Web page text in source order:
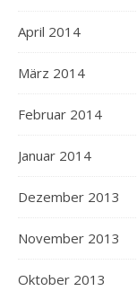
April 2014
März 2014
Februar 2014
Januar 2014
Dezember 2013
November 2013
Oktober 2013